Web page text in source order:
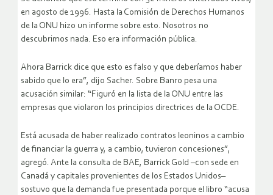
en agosto de 1996. Hasta la Comisión de Derechos Humanos
de la ONU hizo un informe sobre esto. Nosotros no
descubrimos nada. Eso era información pública.
Ahora Barrick dice que esto es falso y que deberíamos haber
sabido que lo era”, dijo Sacher. Sobre Banro pesa una
acusación similar: “Figuró en la lista de la ONU entre las
empresas que violaron los principios directrices de la OCDE.
Está acusada de haber realizado contratos leoninos a cambio
de financiar la guerra y, a cambio, tuvieron concesiones”,
agregó. Ante la consulta de BAE, Barrick Gold –con sede en
Canadá y capitales provenientes de los Estados Unidos–
sostuvo que la demanda fue presentada porque el libro “acusa